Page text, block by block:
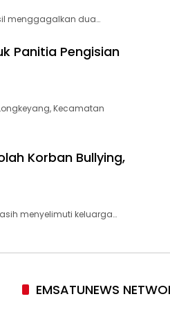
menggagalkan dua…
Panitia Pengisian
Kecamatan
Korban Bullying,
menyelimuti keluarga…
EMSATUNEWS